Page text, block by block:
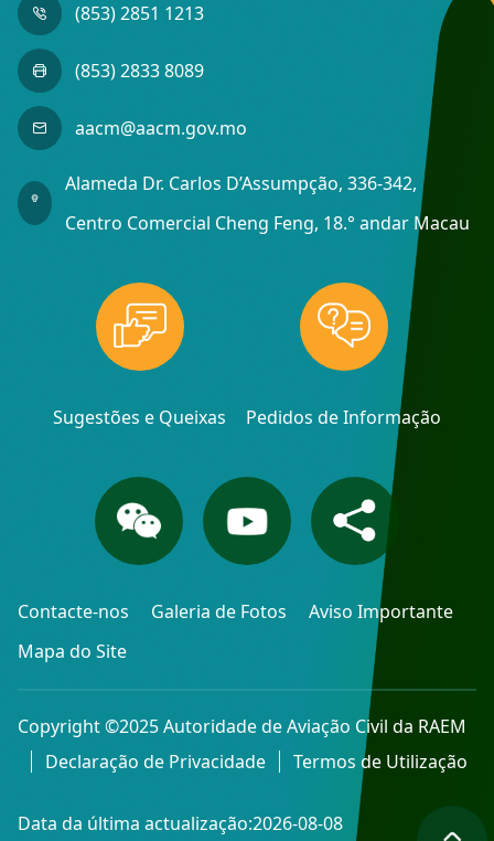
(853) 2851 1213
(853) 2833 8089
aacm@aacm.gov.mo
Alameda Dr. Carlos D’Assumpção, 336-342,
Centro Comercial Cheng Feng, 18.° andar Macau
Sugestões e Queixas Pedidos de Informação
Contacte-nos Galeria de Fotos
Aviso Importante
Mapa do Site
Copyright ©2025 Autoridade de Aviação Civil da RAEM
Declaração de Privacidade
Termos de Utilização
Data da última actualização:2026-08-08